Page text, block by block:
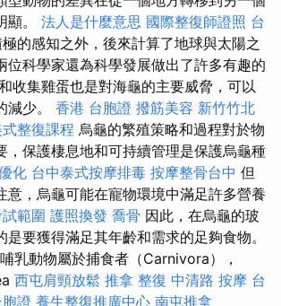
顯。 法人是什麼意思 國際整復師證照 台
的感知之外，後來計算了地球與太陽之
位科學家還為科學發展做出了許多有趣的
收集雞蛋也是對海龜的主要威脅，可以
減少。 香港 台胞證 撥筋美容 新竹竹北
式整復課程 烏龜的繁殖策略和過程對於物
，保護棲息地和可持續管理是保護烏龜種
化 台中泰式按摩排毒 按摩整骨台中 但
意，烏龜可能在寵物環境中滿足許多營養
範圍 護照換發 喬骨 因此，在烏龜的玻
要獲得滿足其年齡和需求的足夠食物。
乳動物屬於捕食者（Carnivora），
西屯肩頸放鬆 推拿 整復 中清路 按摩 台
證 養生整復推廣中心 南屯推拿